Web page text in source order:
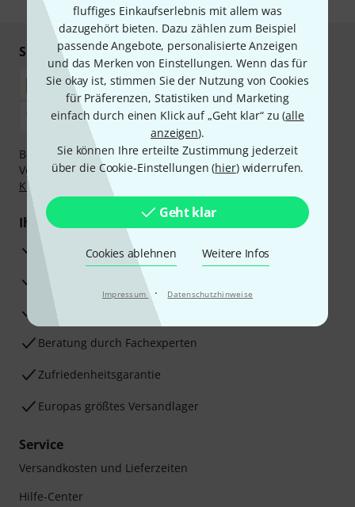
fluffiges Einkaufserlebnis mit allem was
dazugehört bieten. Dazu zählen zum Beispiel
passende Angebote, personalisierte Anzeigen
und das Merken von Einstellungen. Wenn das für
Sie okay ist, stimmen Sie der Nutzung von Cookies
für Präferenzen, Statistiken und Marketing
einfach durch einen Klick auf „Geht klar“ zu (alle
anzeigen).
Sie können Ihre erteilte Zustimmung jederzeit
über die Cookie-Einstellungen (hier) widerrufen.
Geht klar
Cookies ablehnen Weitere Infos
Impressum · Datenschutzhinweise
Sicher einkaufen & bezahlen
Bezahlen Sie vertraulich und sicher per Nachnahme,
Vorkasse, PayPal, Amazon Pay,Klarna Sofort bezahlen
Klarna Ratenzahlung
Ihre Vorteile
3 Jahre Thomann Garantie
30 Tage Money-Back-Garantie
Beratung durch Fachexperten
Zufriedenheitsgarantie
Europas größtes Versandlager
Service
Versandkosten und Lieferzeiten
Hilfe-Center